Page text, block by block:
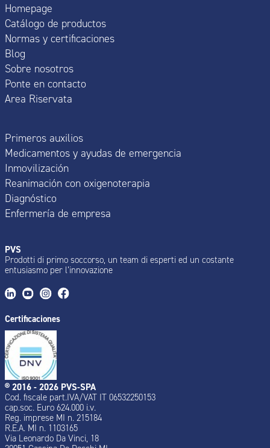
Homepage
Catálogo de productos
Normas y certificaciones
Blog
Sobre nosotros
Ponte en contacto
Area Riservata
Primeros auxilios
Medicamentos y ayudas de emergencia
Inmovilización
Reanimación con oxigenoterapia
Diagnóstico
Enfermería de empresa
PVS
Prodotti di primo soccorso, un team di esperti ed un costante
entusiasmo per l’innovazione
Certificaciones
® 2016 - 2026 PVS-SPA
Cod. fiscale part.IVA/VAT IT 06532250153
cap.soc. Euro 624.000 i.v.
Reg. imprese MI n. 215184
R.E.A. MI n. 1103165
Via Leonardo Da Vinci, 18